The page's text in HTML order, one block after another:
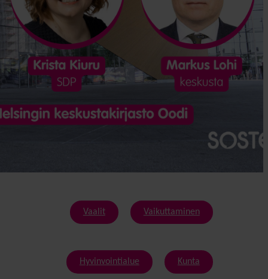
Vaalit
Vaikuttaminen
Hyvinvointialue Kunta